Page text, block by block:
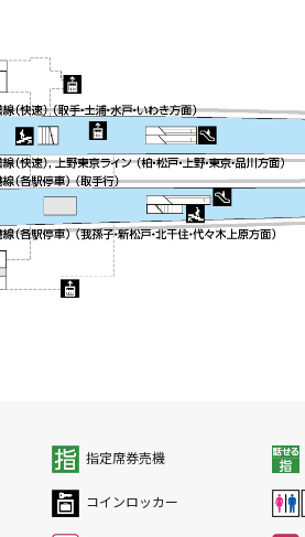
指定席券売機
コインロッカー